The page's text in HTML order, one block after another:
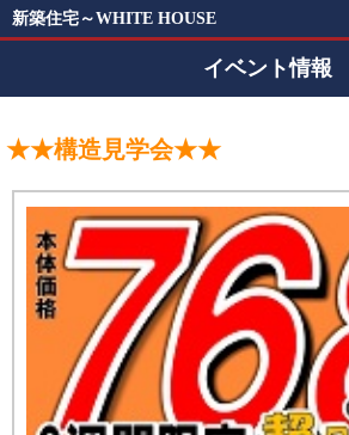
新築住宅～WHITE HOUSE
イベント情報
★★構造見学会★★